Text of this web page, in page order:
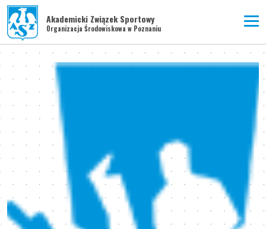
Akademicki Związek Sportowy
Organizacja Środowiskowa w Poznaniu